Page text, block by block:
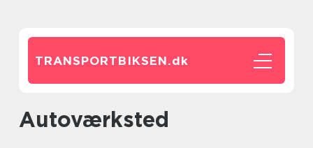
TRANSPORTBIKSEN.dk
autoværksted